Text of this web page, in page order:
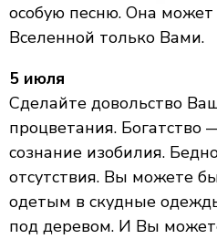
особую песню. Она
Вселенной только Вами.
5 июля
Сделайте довольство
процветания. Богатство
сознание изобилия.
отсутствия. Вы можете
одетым в скудные
под деревом. И Вы